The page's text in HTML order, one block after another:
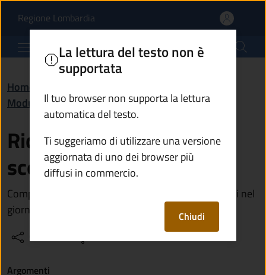
Richiesta del servizio
Regione Lombardia(apre in un'altra scheda).
Comune di Monte Isola
Home
Modulistica / Richiesta del servizio scorta veicoli
Richiesta del servizio
scorta veicoli
Compila il modulo per richiedere la scorta dei veicoli nel
giorno indicato
La lettura del testo non è
supportata
Il tuo browser non supporta la lettura
automatica del testo.
Ti suggeriamo di utilizzare una versione
aggiornata di uno dei browser più
diffusi in commercio.
Chiudi
Argomenti